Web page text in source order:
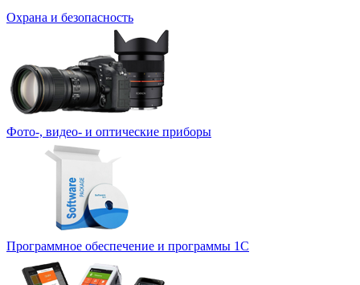
Охрана и безопасность
Фото-, видео- и оптические приборы
Программное обеспечение и программы 1С